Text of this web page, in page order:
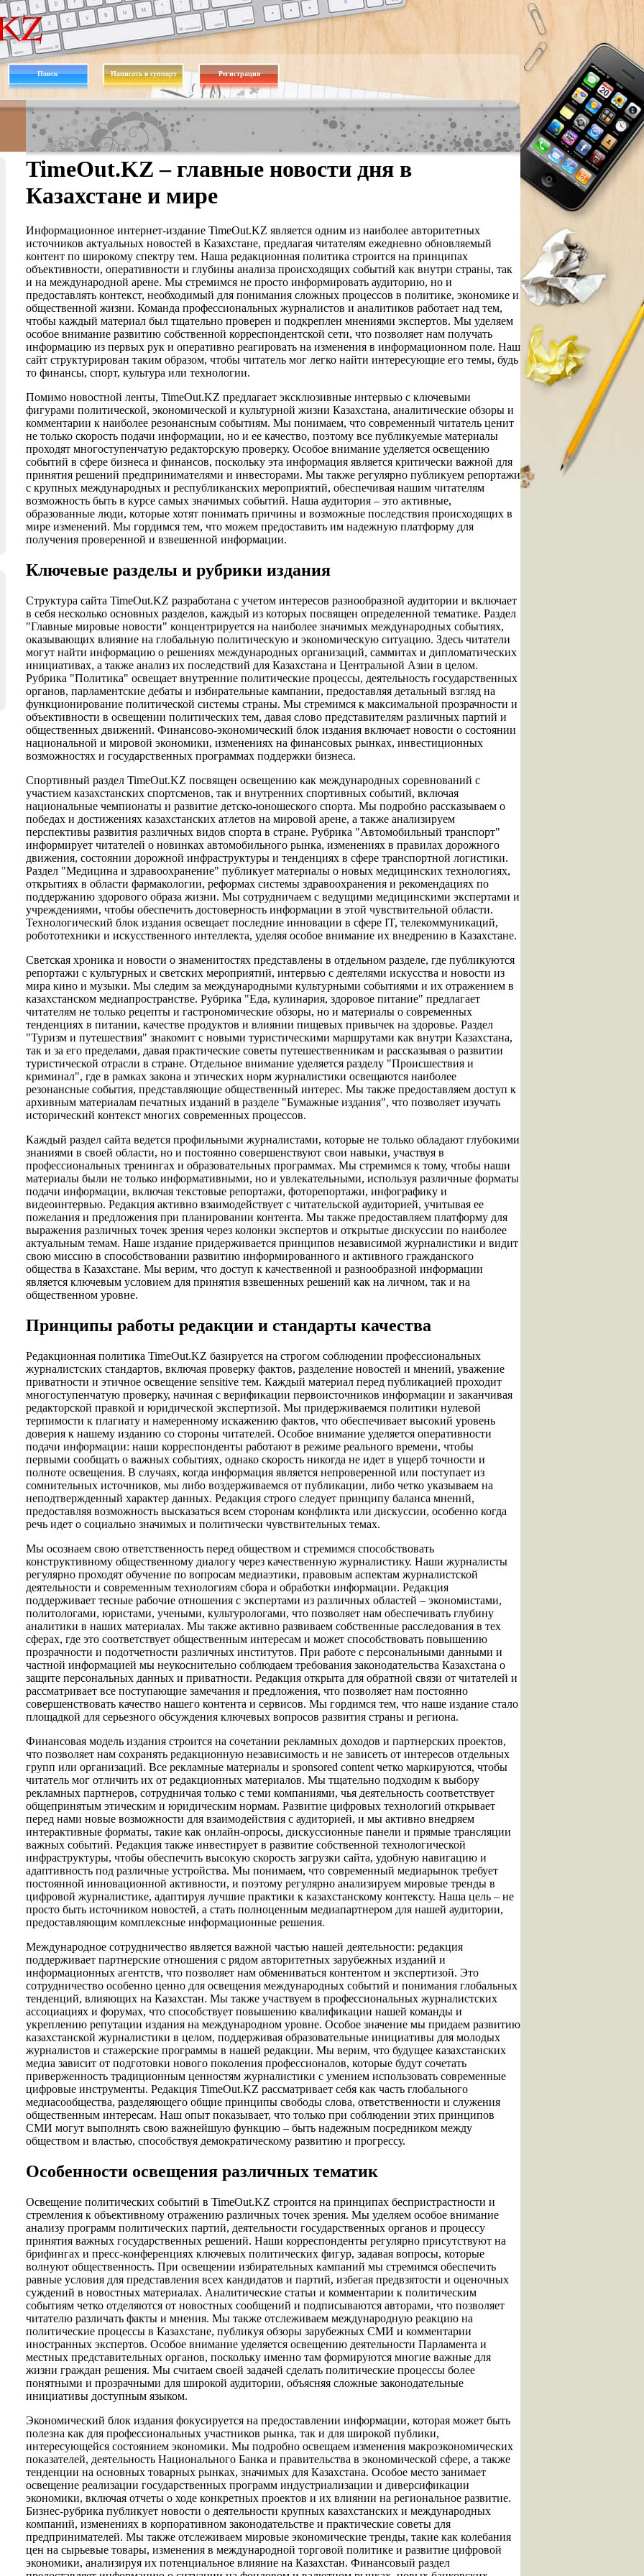
Поиск Написать в суппорт Регистрация
TimeOut.KZ – главные новости дня в
Казахстане и мире
Информационное интернет-издание TimeOut.KZ является одним из наиболее авторитетных
источников актуальных новостей в Казахстане, предлагая читателям ежедневно обновляемый
контент по широкому спектру тем. Наша редакционная политика строится на принципах
объективности, оперативности и глубины анализа происходящих событий как внутри страны, так
и на международной арене. Мы стремимся не просто информировать аудиторию, но и
предоставлять контекст, необходимый для понимания сложных процессов в политике, экономике и
общественной жизни. Команда профессиональных журналистов и аналитиков работает над тем,
чтобы каждый материал был тщательно проверен и подкреплен мнениями экспертов. Мы уделяем
особое внимание развитию собственной корреспондентской сети, что позволяет нам получать
информацию из первых рук и оперативно реагировать на изменения в информационном поле. Наш
сайт структурирован таким образом, чтобы читатель мог легко найти интересующие его темы, будь
то финансы, спорт, культура или технологии.
Помимо новостной ленты, TimeOut.KZ предлагает эксклюзивные интервью с ключевыми
фигурами политической, экономической и культурной жизни Казахстана, аналитические обзоры и
комментарии к наиболее резонансным событиям. Мы понимаем, что современный читатель ценит
не только скорость подачи информации, но и ее качество, поэтому все публикуемые материалы
проходят многоступенчатую редакторскую проверку. Особое внимание уделяется освещению
событий в сфере бизнеса и финансов, поскольку эта информация является критически важной для
принятия решений предпринимателями и инвесторами. Мы также регулярно публикуем репортажи
с крупных международных и республиканских мероприятий, обеспечивая нашим читателям
возможность быть в курсе самых значимых событий. Наша аудитория – это активные,
образованные люди, которые хотят понимать причины и возможные последствия происходящих в
мире изменений. Мы гордимся тем, что можем предоставить им надежную платформу для
получения проверенной и взвешенной информации.
Ключевые разделы и рубрики издания
Структура сайта TimeOut.KZ разработана с учетом интересов разнообразной аудитории и включает
в себя несколько основных разделов, каждый из которых посвящен определенной тематике. Раздел
"Главные мировые новости" концентрируется на наиболее значимых международных событиях,
оказывающих влияние на глобальную политическую и экономическую ситуацию. Здесь читатели
могут найти информацию о решениях международных организаций, саммитах и дипломатических
инициативах, а также анализ их последствий для Казахстана и Центральной Азии в целом.
Рубрика "Политика" освещает внутренние политические процессы, деятельность государственных
органов, парламентские дебаты и избирательные кампании, предоставляя детальный взгляд на
функционирование политической системы страны. Мы стремимся к максимальной прозрачности и
объективности в освещении политических тем, давая слово представителям различных партий и
общественных движений. Финансово-экономический блок издания включает новости о состоянии
национальной и мировой экономики, изменениях на финансовых рынках, инвестиционных
возможностях и государственных программах поддержки бизнеса.
Спортивный раздел TimeOut.KZ посвящен освещению как международных соревнований с
участием казахстанских спортсменов, так и внутренних спортивных событий, включая
национальные чемпионаты и развитие детско-юношеского спорта. Мы подробно рассказываем о
победах и достижениях казахстанских атлетов на мировой арене, а также анализируем
перспективы развития различных видов спорта в стране. Рубрика "Автомобильный транспорт"
информирует читателей о новинках автомобильного рынка, изменениях в правилах дорожного
движения, состоянии дорожной инфраструктуры и тенденциях в сфере транспортной логистики.
Раздел "Медицина и здравоохранение" публикует материалы о новых медицинских технологиях,
открытиях в области фармакологии, реформах системы здравоохранения и рекомендациях по
поддержанию здорового образа жизни. Мы сотрудничаем с ведущими медицинскими экспертами и
учреждениями, чтобы обеспечить достоверность информации в этой чувствительной области.
Технологический блок издания освещает последние инновации в сфере IT, телекоммуникаций,
робототехники и искусственного интеллекта, уделяя особое внимание их внедрению в Казахстане.
Светская хроника и новости о знаменитостях представлены в отдельном разделе, где публикуются
репортажи с культурных и светских мероприятий, интервью с деятелями искусства и новости из
мира кино и музыки. Мы следим за международными культурными событиями и их отражением в
казахстанском медиапространстве. Рубрика "Еда, кулинария, здоровое питание" предлагает
читателям не только рецепты и гастрономические обзоры, но и материалы о современных
тенденциях в питании, качестве продуктов и влиянии пищевых привычек на здоровье. Раздел
"Туризм и путешествия" знакомит с новыми туристическими маршрутами как внутри Казахстана,
так и за его пределами, давая практические советы путешественникам и рассказывая о развитии
туристической отрасли в стране. Отдельное внимание уделяется разделу "Происшествия и
криминал", где в рамках закона и этических норм журналистики освещаются наиболее
резонансные события, представляющие общественный интерес. Мы также предоставляем доступ к
архивным материалам печатных изданий в разделе "Бумажные издания", что позволяет изучать
исторический контекст многих современных процессов.
Каждый раздел сайта ведется профильными журналистами, которые не только обладают глубокими
знаниями в своей области, но и постоянно совершенствуют свои навыки, участвуя в
профессиональных тренингах и образовательных программах. Мы стремимся к тому, чтобы наши
материалы были не только информативными, но и увлекательными, используя различные форматы
подачи информации, включая текстовые репортажи, фоторепортажи, инфографику и
видеоинтервью. Редакция активно взаимодействует с читательской аудиторией, учитывая ее
пожелания и предложения при планировании контента. Мы также предоставляем платформу для
выражения различных точек зрения через колонки экспертов и открытые дискуссии по наиболее
актуальным темам. Наше издание придерживается принципов независимой журналистики и видит
свою миссию в способствовании развитию информированного и активного гражданского
общества в Казахстане. Мы верим, что доступ к качественной и разнообразной информации
является ключевым условием для принятия взвешенных решений как на личном, так и на
общественном уровне.
Принципы работы редакции и стандарты качества
Редакционная политика TimeOut.KZ базируется на строгом соблюдении профессиональных
журналистских стандартов, включая проверку фактов, разделение новостей и мнений, уважение
приватности и этичное освещение sensitive тем. Каждый материал перед публикацией проходит
многоступенчатую проверку, начиная с верификации первоисточников информации и заканчивая
редакторской правкой и юридической экспертизой. Мы придерживаемся политики нулевой
терпимости к плагиату и намеренному искажению фактов, что обеспечивает высокий уровень
доверия к нашему изданию со стороны читателей. Особое внимание уделяется оперативности
подачи информации: наши корреспонденты работают в режиме реального времени, чтобы
первыми сообщать о важных событиях, однако скорость никогда не идет в ущерб точности и
полноте освещения. В случаях, когда информация является непроверенной или поступает из
сомнительных источников, мы либо воздерживаемся от публикации, либо четко указываем на
неподтвержденный характер данных. Редакция строго следует принципу баланса мнений,
предоставляя возможность высказаться всем сторонам конфликта или дискуссии, особенно когда
речь идет о социально значимых и политически чувствительных темах.
Мы осознаем свою ответственность перед обществом и стремимся способствовать
конструктивному общественному диалогу через качественную журналистику. Наши журналисты
регулярно проходят обучение по вопросам медиаэтики, правовым аспектам журналистской
деятельности и современным технологиям сбора и обработки информации. Редакция
поддерживает тесные рабочие отношения с экспертами из различных областей – экономистами,
политологами, юристами, учеными, культурологами, что позволяет нам обеспечивать глубину
аналитики в наших материалах. Мы также активно развиваем собственные расследования в тех
сферах, где это соответствует общественным интересам и может способствовать повышению
прозрачности и подотчетности различных институтов. При работе с персональными данными и
частной информацией мы неукоснительно соблюдаем требования законодательства Казахстана о
защите персональных данных и приватности. Редакция открыта для обратной связи от читателей и
рассматривает все поступающие замечания и предложения, что позволяет нам постоянно
совершенствовать качество нашего контента и сервисов. Мы гордимся тем, что наше издание стало
площадкой для серьезного обсуждения ключевых вопросов развития страны и региона.
Финансовая модель издания строится на сочетании рекламных доходов и партнерских проектов,
что позволяет нам сохранять редакционную независимость и не зависеть от интересов отдельных
групп или организаций. Все рекламные материалы и sponsored content четко маркируются, чтобы
читатель мог отличить их от редакционных материалов. Мы тщательно подходим к выбору
рекламных партнеров, сотрудничая только с теми компаниями, чья деятельность соответствует
общепринятым этическим и юридическим нормам. Развитие цифровых технологий открывает
перед нами новые возможности для взаимодействия с аудиторией, и мы активно внедряем
интерактивные форматы, такие как онлайн-опросы, дискуссионные панели и прямые трансляции
важных событий. Редакция также инвестирует в развитие собственной технологической
инфраструктуры, чтобы обеспечить высокую скорость загрузки сайта, удобную навигацию и
адаптивность под различные устройства. Мы понимаем, что современный медиарынок требует
постоянной инновационной активности, и поэтому регулярно анализируем мировые тренды в
цифровой журналистике, адаптируя лучшие практики к казахстанскому контексту. Наша цель – не
просто быть источником новостей, а стать полноценным медиапартнером для нашей аудитории,
предоставляющим комплексные информационные решения.
Международное сотрудничество является важной частью нашей деятельности: редакция
поддерживает партнерские отношения с рядом авторитетных зарубежных изданий и
информационных агентств, что позволяет нам обмениваться контентом и экспертизой. Это
сотрудничество особенно ценно для освещения международных событий и понимания глобальных
тенденций, влияющих на Казахстан. Мы также участвуем в профессиональных журналистских
ассоциациях и форумах, что способствует повышению квалификации нашей команды и
укреплению репутации издания на международном уровне. Особое значение мы придаем развитию
казахстанской журналистики в целом, поддерживая образовательные инициативы для молодых
журналистов и стажерские программы в нашей редакции. Мы верим, что будущее казахстанских
медиа зависит от подготовки нового поколения профессионалов, которые будут сочетать
приверженность традиционным ценностям журналистики с умением использовать современные
цифровые инструменты. Редакция TimeOut.KZ рассматривает себя как часть глобального
медиасообщества, разделяющего общие принципы свободы слова, ответственности и служения
общественным интересам. Наш опыт показывает, что только при соблюдении этих принципов
СМИ могут выполнять свою важнейшую функцию – быть надежным посредником между
обществом и властью, способствуя демократическому развитию и прогрессу.
Особенности освещения различных тематик
Освещение политических событий в TimeOut.KZ строится на принципах беспристрастности и
стремления к объективному отражению различных точек зрения. Мы уделяем особое внимание
анализу программ политических партий, деятельности государственных органов и процессу
принятия важных государственных решений. Наши корреспонденты регулярно присутствуют на
брифингах и пресс-конференциях ключевых политических фигур, задавая вопросы, которые
волнуют общественность. При освещении избирательных кампаний мы стремимся обеспечить
равные условия для представления всех кандидатов и партий, избегая предвзятости и оценочных
суждений в новостных материалах. Аналитические статьи и комментарии к политическим
событиям четко отделяются от новостных сообщений и подписываются авторами, что позволяет
читателю различать факты и мнения. Мы также отслеживаем международную реакцию на
политические процессы в Казахстане, публикуя обзоры зарубежных СМИ и комментарии
иностранных экспертов. Особое внимание уделяется освещению деятельности Парламента и
местных представительных органов, поскольку именно там формируются многие важные для
жизни граждан решения. Мы считаем своей задачей сделать политические процессы более
понятными и прозрачными для широкой аудитории, объясняя сложные законодательные
инициативы доступным языком.
Экономический блок издания фокусируется на предоставлении информации, которая может быть
полезна как для профессиональных участников рынка, так и для широкой публики,
интересующейся состоянием экономики. Мы подробно освещаем изменения макроэкономических
показателей, деятельность Национального Банка и правительства в экономической сфере, а также
тенденции на основных товарных рынках, значимых для Казахстана. Особое место занимает
освещение реализации государственных программ индустриализации и диверсификации
экономики, включая отчеты о ходе конкретных проектов и их влиянии на региональное развитие.
Бизнес-рубрика публикует новости о деятельности крупных казахстанских и международных
компаний, изменениях в корпоративном законодательстве и практические советы для
предпринимателей. Мы также отслеживаем мировые экономические тренды, такие как колебания
цен на сырьевые товары, изменения в международной торговой политике и развитие цифровой
экономики, анализируя их потенциальное влияние на Казахстан. Финансовый раздел